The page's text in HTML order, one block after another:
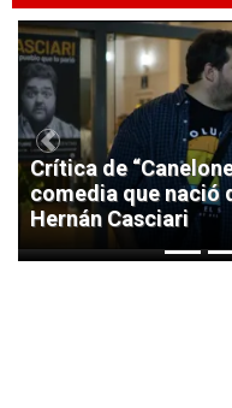
Crítica de
comedia que nació
Hernán Casciari
Previous